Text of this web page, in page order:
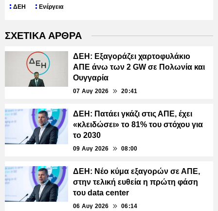
ΔΕΗ Ενέργεια
ΣΧΕΤΙΚΑ ΑΡΘΡΑ
ΔΕΗ: Εξαγοράζει χαρτοφυλάκιο
ΑΠΕ άνω των 2 GW σε Πολωνία και
Ουγγαρία
07 Αυγ 2026 20:41
ΔΕΗ: Πατάει γκάζι στις ΑΠΕ, έχει
«κλειδώσει» το 81% του στόχου για
το 2030
09 Αυγ 2026 08:00
ΔΕΗ: Νέο κύμα εξαγορών σε ΑΠΕ,
στην τελική ευθεία η πρώτη φάση
του data center
06 Αυγ 2026 06:14